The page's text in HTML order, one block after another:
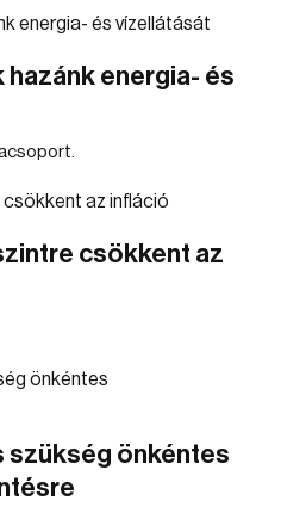
hazánk energia- és
csökkent az
szükség önkéntes